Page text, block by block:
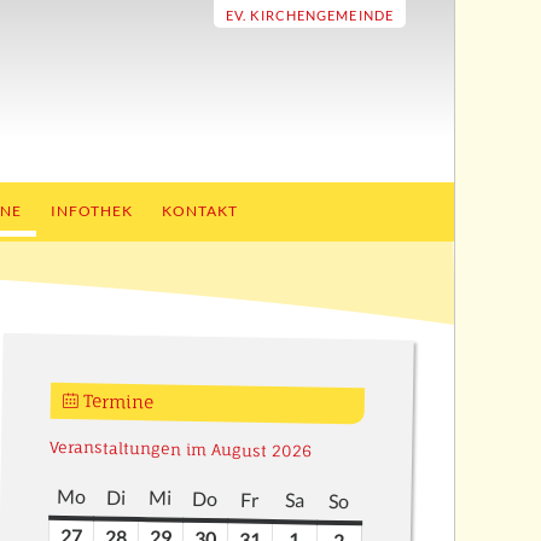
EV. KIRCHENGEMEINDE
INFOTHEK KONTAKT
Termine
Veranstaltungen im August 2026
MoMontag
DiDienstag
Mi Mittwoch
Do Donnerstag
FrFreitag
SaSamstag
So
2727.